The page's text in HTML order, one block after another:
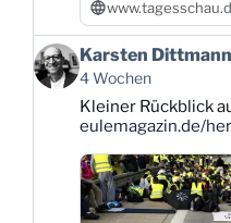
Beitrag
von
Karsten
Dittmann
Bluesky
ansehen
Karsten Dittmann
4 Wochen
Kleiner Rückblick
eulemagazin.de/